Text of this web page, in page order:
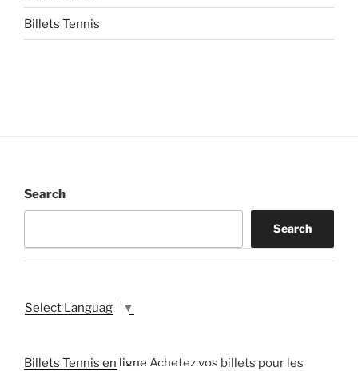
Billets Tennis
Search
Search
Select Language ▼
Billets Tennis en ligne Achetez vos billets pour les